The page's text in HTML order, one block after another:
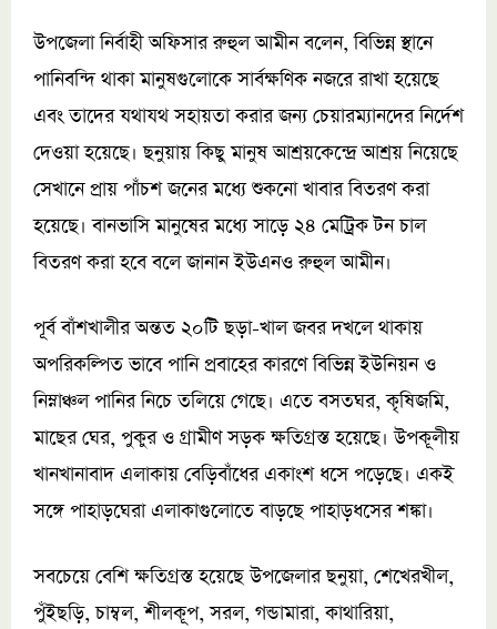
উপজেলা নির্বাহী অফিসার রুহুল আমীন বলেন, বিভিন্ন স্থানে
পানিবন্দি থাকা মানুষগুলোকে সার্বক্ষণিক নজরে রাখা হয়েছে
এবং তাদের যথাযথ সহায়তা করার জন্য চেয়ারম্যানদের নির্দেশ
দেওয়া হয়েছে। ছনুয়ায় কিছু মানুষ আশ্রয়কেন্দ্রে আশ্রয় নিয়েছে
সেখানে প্রায় পাঁচশ জনের মধ্যে শুকনো খাবার বিতরণ করা
হয়েছে। বানভাসি মানুষের মধ্যে সাড়ে ২৪ মেট্রিক টন চাল
বিতরণ করা হবে বলে জানান ইউএনও রুহুল আমীন।
পূর্ব বাঁশখালীর অন্তত ২০টি ছড়া-খাল জবর দখলে থাকায়
অপরিকল্পিত ভাবে পানি প্রবাহের কারণে বিভিন্ন ইউনিয়ন ও
নিম্নাঞ্চল পানির নিচে তলিয়ে গেছে। এতে বসতঘর, কৃষিজমি,
মাছের ঘের, পুকুর ও গ্রামীণ সড়ক ক্ষতিগ্রস্ত হয়েছে। উপকূলীয়
খানখানাবাদ এলাকায় বেড়িবাঁধের একাংশ ধসে পড়েছে। একই
সঙ্গে পাহাড়ঘেরা এলাকাগুলোতে বাড়ছে পাহাড়ধসের শঙ্কা।
সবচেয়ে বেশি ক্ষতিগ্রস্ত হয়েছে উপজেলার ছনুয়া, শেখেরখীল,
পুঁইছড়ি, চাম্বল, শীলকূপ, সরল, গন্ডামারা, কাথারিয়া,